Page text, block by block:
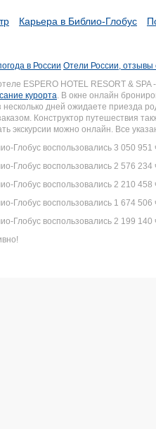
Карьера в Библио-Глобус
в России Отели России, отзывы
ESPERO HOTEL RESORT &
курорта. В окне онлайн
дней ожидаете приезда
Конструктор путешествия
экскурсии можно онлайн. Все
Глобус воспользовались 3 050 951
Глобус воспользовались 2 576 234
Глобус воспользовались 2 210 458
Глобус воспользовались 1 674 506
Глобус воспользовались 2 199 140